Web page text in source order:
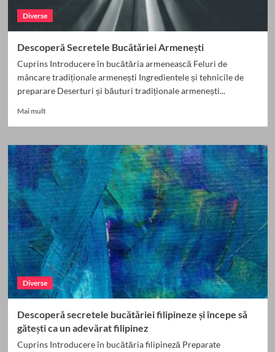
Diverse
Descoperă Secretele Bucătăriei Armenești
Cuprins Introducere în bucătăria armenească Feluri de
mâncare tradiționale armenești Ingredientele și tehnicile de
preparare Deserturi și băuturi tradiționale armenești...
Mai multRead
Descoperă
Secretele
Bucătăriei
Armenești
Diverse
Descoperă secretele bucătăriei filipineze și începe să
gătești ca un adevărat filipinez
Cuprins Introducere în bucătăria filipineză Preparate